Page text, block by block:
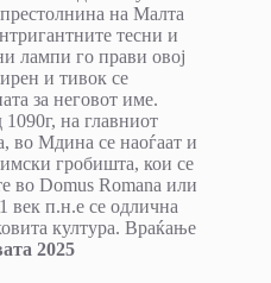
на Малта
тесни и
лампи го прави овој
и тивок се
за неговот име.
на главниот
во Мдина се наоѓаат и
гробишта, кои се
во Domus Romana или
век п.н.е се одлична
култура. Враќање
2025